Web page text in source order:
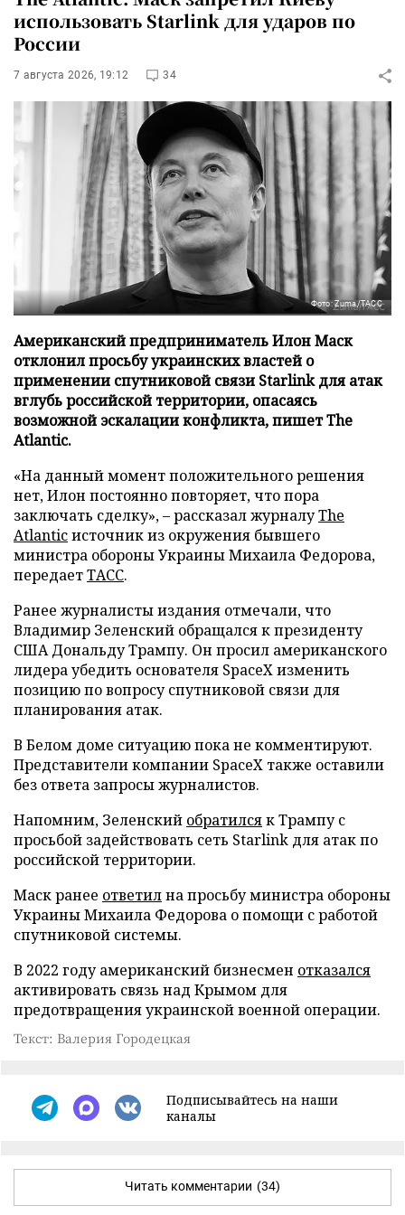
использовать Starlink для ударов по
России
7 августа 2026, 19:12 34
Фото: Zuma/ТАСС
Американский предприниматель Илон Маск
отклонил просьбу украинских властей о
применении спутниковой связи Starlink для атак
вглубь российской территории, опасаясь
возможной эскалации конфликта, пишет The
Atlantic.
«На данный момент положительного решения
нет, Илон постоянно повторяет, что пора
заключать сделку», – рассказал журналуThe
Atlanticисточник из окружения бывшего
министра обороны Украины Михаила Федорова,
передаетТАСС.
Ранее журналисты издания отмечали, что
Владимир Зеленский обращался к президенту
США Дональду Трампу. Он просил американского
лидера убедить основателя SpaceX изменить
позицию по вопросу спутниковой связи для
планирования атак.
В Белом доме ситуацию пока не комментируют.
Представители компании SpaceX также оставили
без ответа запросы журналистов.
Напомним, Зеленский обратилсяк Трампу с
просьбой задействовать сеть Starlink для атак по
российской территории.
Маск ранее ответилна просьбу министра обороны
Украины Михаила Федорова о помощи с работой
спутниковой системы.
В 2022 году американский бизнесмен отказался
активировать связь над Крымом для
предотвращения украинской военной операции.
Текст: Валерия Городецкая
Подписывайтесь на наши
каналы
Читать комментарии (34)